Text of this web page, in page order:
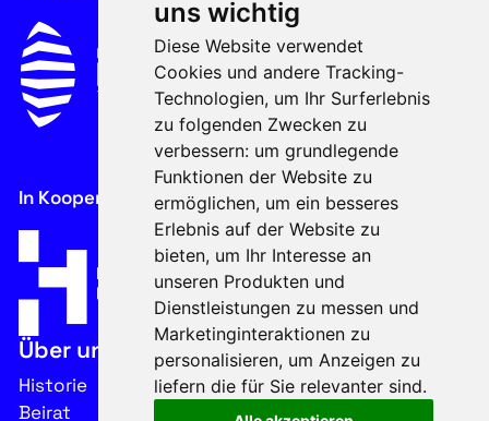
uns wichtig
Diese Website verwendet
Cookies und andere Tracking-
Technologien, um Ihr Surferlebnis
zu folgenden Zwecken zu
verbessern: um grundlegende
Funktionen der Website zu
ermöglichen, um ein besseres
Erlebnis auf der Website zu
bieten, um Ihr Interesse an
unseren Produkten und
Dienstleistungen zu messen und
Marketinginteraktionen zu
personalisieren, um Anzeigen zu
liefern die für Sie relevanter sind.
In Kooperation mit
Über uns
Historie
Beirat